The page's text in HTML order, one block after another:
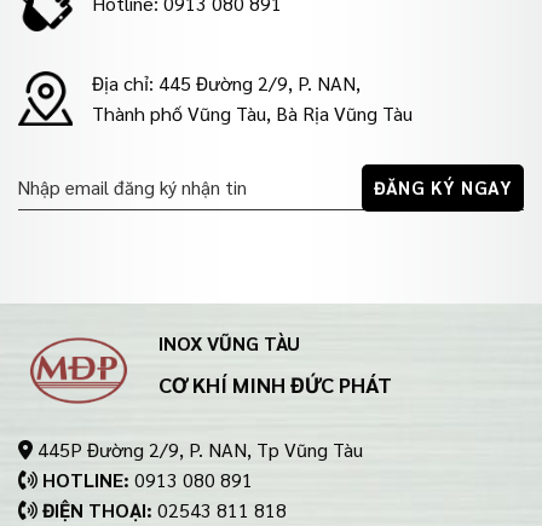
Địa chỉ: 445 Đường 2/9, P. NAN,
Thành phố Vũng Tàu, Bà Rịa Vũng Tàu
INOX VŨNG TÀU
CƠ KHÍ MINH ĐỨC PHÁT
445P Đường 2/9, P. NAN, Tp Vũng Tàu
HOTLINE: 0913 080 891
ĐIỆN THOẠI: 02543 811 818